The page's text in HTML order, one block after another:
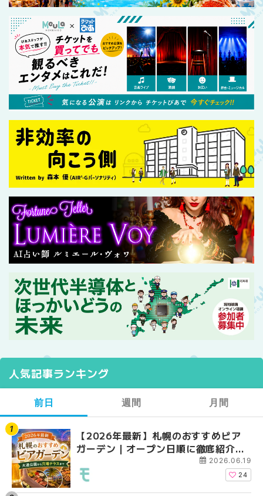
人気記事ランキング
前日
【2026年最新】札幌のおすすめビア
ガーデン｜オープン日順に徹底紹介！
大通公園から穴場テラスまで | MouLa
HOKKAIDO
2026.06.19
24
週間
【2026年最新】札幌
ガーデン｜オープン日
大通公園から穴場テ
月間
【2026年最新】札幌
ガーデン｜オープン日
大通公園から穴場テ